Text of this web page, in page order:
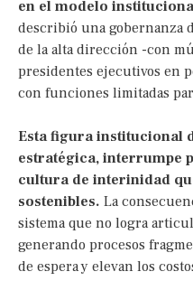
en el modelo
describió una gobernanza
de la alta dirección -con
presidentes ejecutivos en
con funciones limitadas
Esta figura institucional
estratégica, interrumpe
cultura de interinidad
sostenibles. La
sistema que no logra
generando procesos
de espera y elevan los